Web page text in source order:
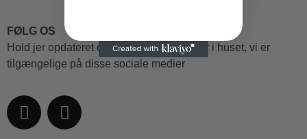
FØLG OS
Hold jer opdateret omkring hvad som sker i huset, vi er
tilgængelige på disse sociale medier